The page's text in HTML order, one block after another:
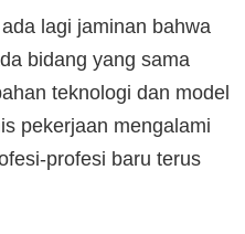
lagi jaminan bahwa
bidang yang sama
teknologi dan model
pekerjaan mengalami
profesi baru terus